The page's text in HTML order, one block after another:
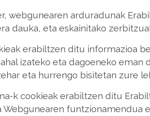
webgunearen arduradunak
dauka, eta eskainitako
erabiltzen ditu informazioa
izateko eta dagoeneko
eta hurrengo bisitetan zure
k cookieak erabiltzen ditu
Webgunearen funtzionamendua